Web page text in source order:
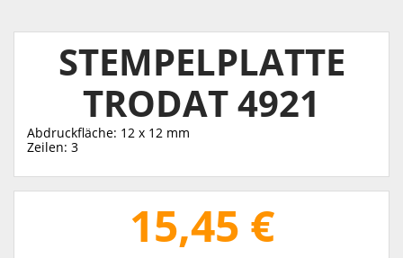
STEMPELPLATTE
TRODAT 4921
Abdruckfläche: 12 x 12 mm
Zeilen: 3
15,45 €